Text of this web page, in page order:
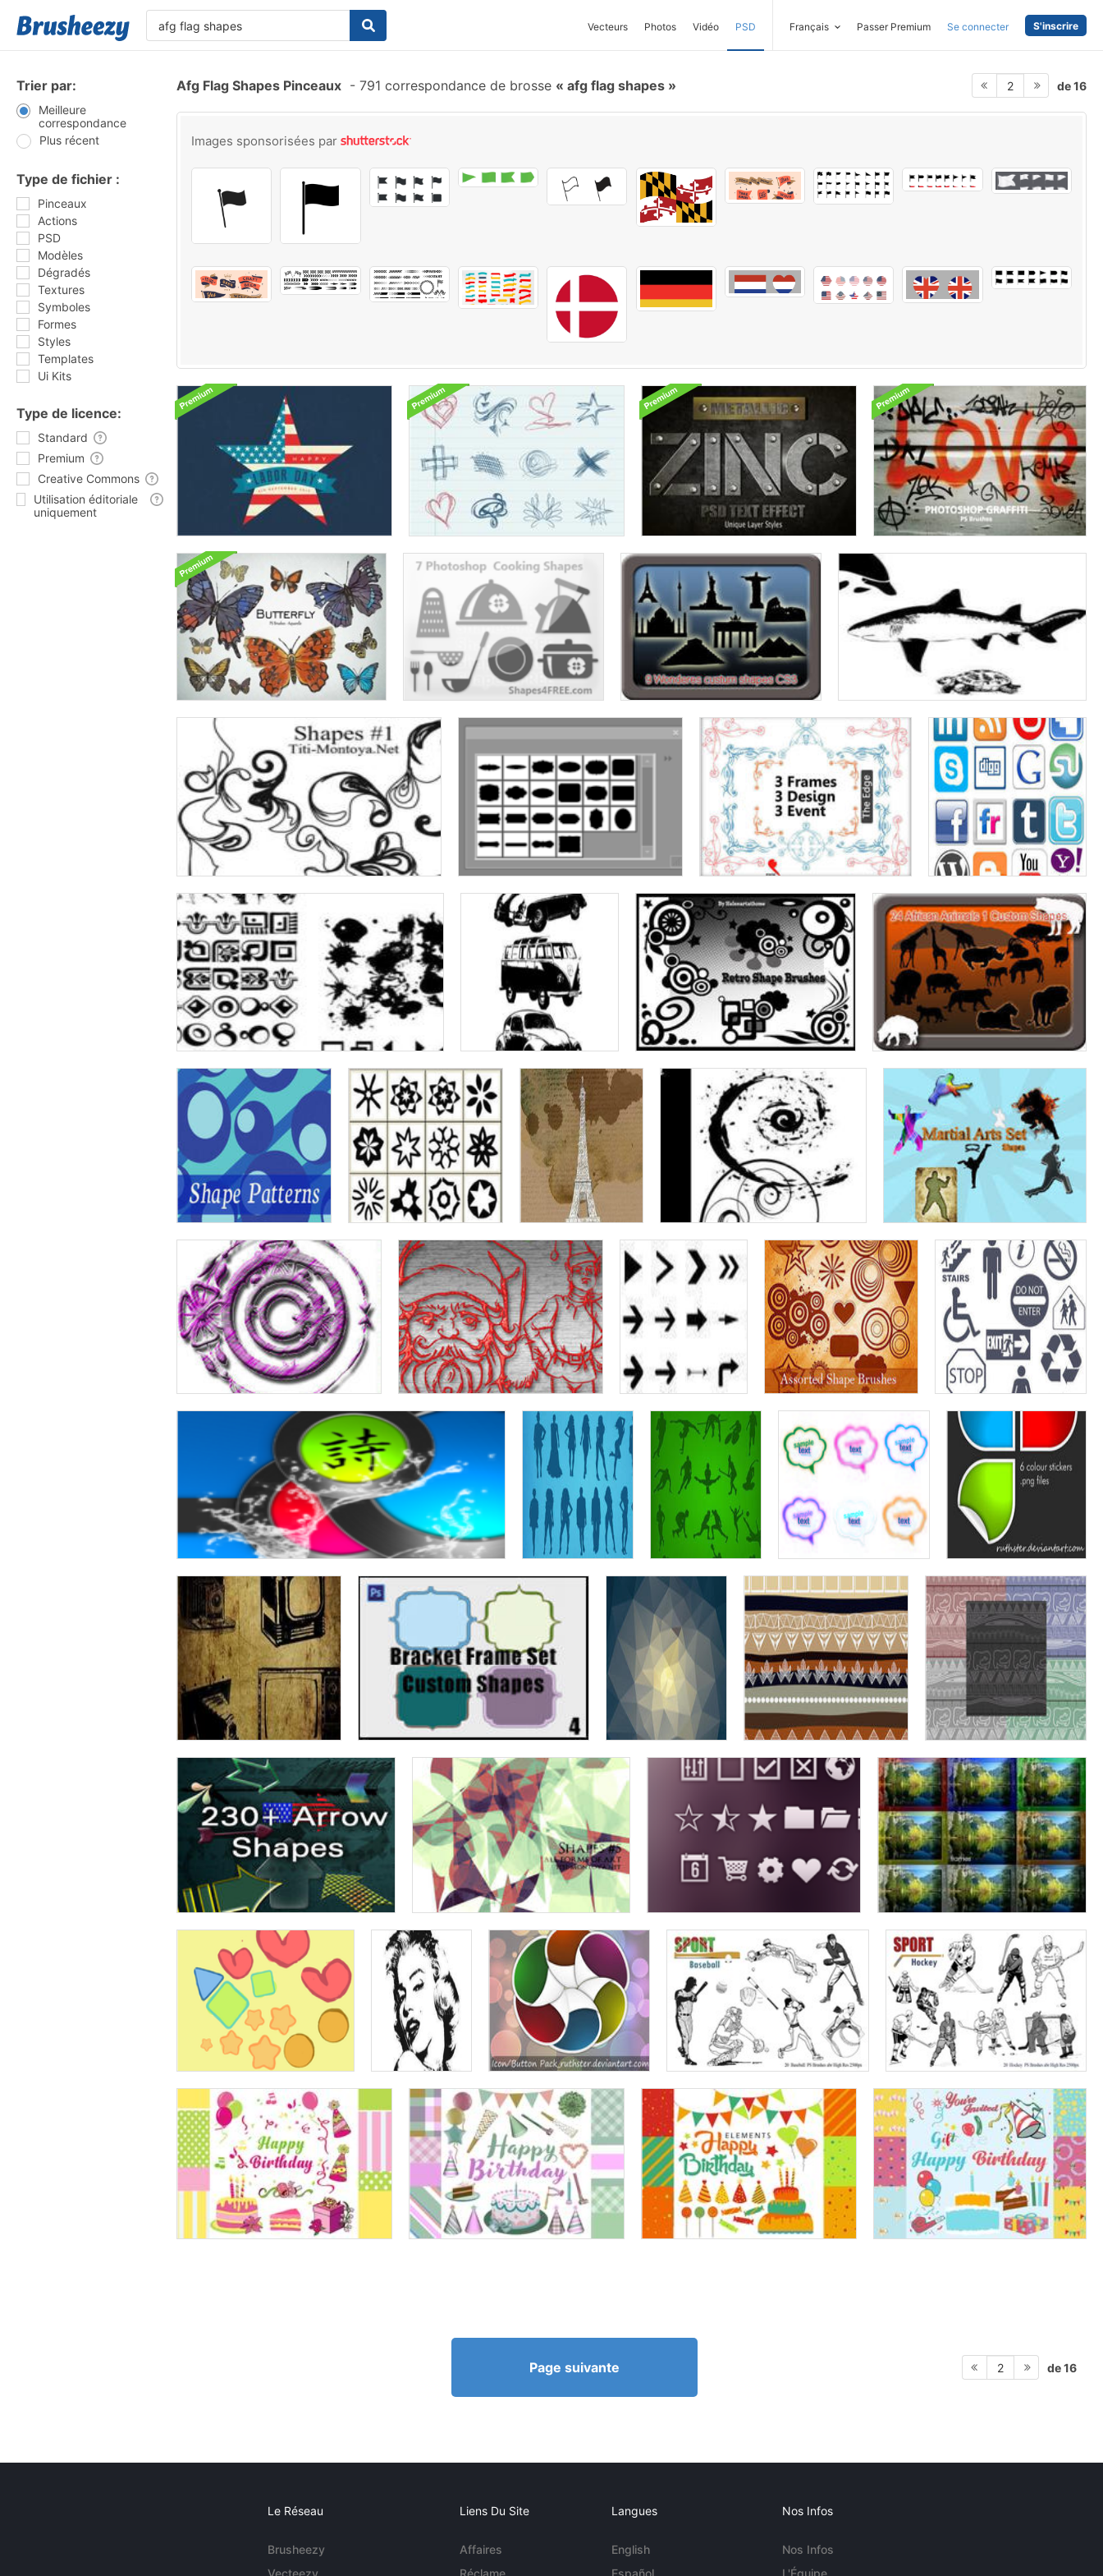
Vecteurs Photos Vidéo PSD Français Passer Premium Se connecter S'inscrire
Trier par:
Meilleure
correspondance
Plus récent
Type de fichier :
Pinceaux
Actions
PSD
Modèles
Dégradés
Textures
Symboles
Formes
Styles
Templates
Ui Kits
Type de licence:
Standard
Premium
Creative Commons
Utilisation éditoriale
uniquement
Afg Flag Shapes Pinceaux - 791 correspondance de brosse afg flag shapes 2 de 16
Images sponsorisées par
Page suivante 2 de 16
Le Réseau
Brusheezy
Vecteezy
Liens Du Site
Affaires
Réclame
Langues
English
Español
Nos Infos
Nos Infos
L'Équipe